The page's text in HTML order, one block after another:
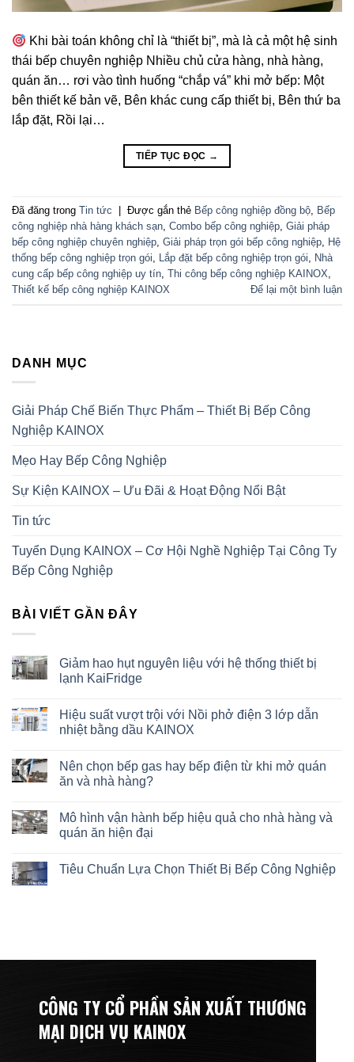
Khi bài toán không chỉ là “thiết bị”, mà là cả một hệ sinh
thái bếp chuyên nghiệp Nhiều chủ cửa hàng, nhà hàng,
quán ăn… rơi vào tình huống “chắp vá” khi mở bếp: Một
bên thiết kế bản vẽ, Bên khác cung cấp thiết bị, Bên thứ ba
lắp đặt, Rồi lại…
TIẾP TỤC ĐỌC →
Đã đăng trong Tin tức Được gắn thẻ Bếp công nghiệp đồng bộ
Bếp
công nghiệp nhà hàng khách sạn Combo bếp công nghiệp Giải pháp
bếp công nghiệp chuyên nghiệp Giải pháp trọn gói bếp công nghiệp
Hệ
thống bếp công nghiệp trọn gói
Lắp đặt bếp công nghiệp trọn gói
Nhà
cung cấp bếp công nghiệp uy tín Thi công bếp công nghiệp KAINOX
Thiết kế bếp công nghiệp KAINOX
Để lại một bình luận
DANH MỤC
Giải Pháp Chế Biến Thực Phẩm – Thiết Bị Bếp Công
Nghiệp KAINOX
Mẹo Hay Bếp Công Nghiệp
Sự Kiện KAINOX – Ưu Đãi & Hoạt Động Nổi Bật
Tin tức
Tuyển Dụng KAINOX – Cơ Hội Nghề Nghiệp Tại Công Ty
Bếp Công Nghiệp
BÀI VIẾT GẦN ĐÂY
Giảm hao hụt nguyên liệu với hệ thống thiết bị
lạnh KaiFridge
Hiệu suất vượt trội với Nồi phở điện 3 lớp dẫn
nhiệt bằng dầu KAINOX
Nên chọn bếp gas hay bếp điện từ khi mở quán
ăn và nhà hàng?
Mô hình vận hành bếp hiệu quả cho nhà hàng và
quán ăn hiện đại
Tiêu Chuẩn Lựa Chọn Thiết Bị Bếp Công Nghiệp
CÔNG TY CỔ PHẦN SẢN XUẤT THƯƠNG
MẠI DỊCH VỤ KAINOX